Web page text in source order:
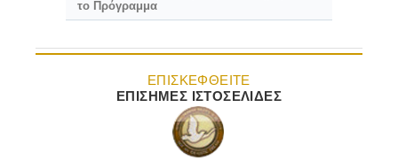
το Πρόγραμμα
ΕΠΙΣΚΕΦΘΕΙΤΕ
ΕΠΙΣΗΜΕΣ ΙΣΤΟΣΕΛΙΔΕΣ